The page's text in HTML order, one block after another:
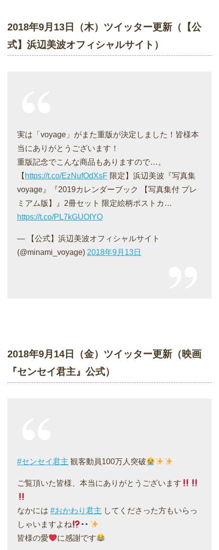
2018年9月13日（木）ツイッター更新（【公
式】浜辺美波オフィシャルサイト）
実は「voyage」がまた重版が決定しました！皆様本
当にありがとうございます！
重版記念でこんな商品もありますので…。
【 https://t.co/EzNufOdXsF 限定】浜辺美波『写真集
voyage』『2019カレンダーブック 【写真集付 プレ
ミアム版】』2冊セット 限定絵柄ポストカ…
https://t.co/PL7kGUOIYO
— 【公式】浜辺美波オフィシャルサイト
(@minami_voyage) 2018年9月13日
2018年9月14日（金）ツイッター更新（映画
『センセイ君主』公式）
#センセイ君主 観客動員100万人突破
ご覧頂いた皆様、本当にありがとうございます
なかには #おかわり君主 してくださった方もいらっ
しゃいますよね
皆様の愛
に感謝です